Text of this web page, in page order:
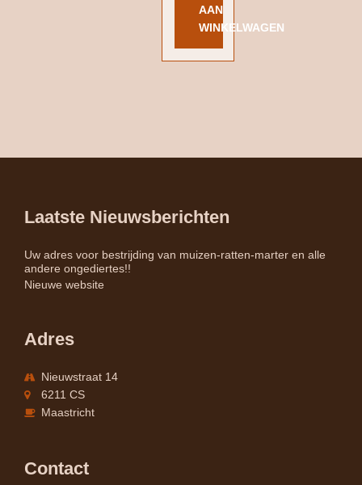
AAN
WINKELWAGEN
Laatste Nieuwsberichten
Uw adres voor bestrijding van muizen-ratten-marter en alle
andere ongediertes!!
Nieuwe website
Adres
Nieuwstraat 14
6211 CS
Maastricht
Contact